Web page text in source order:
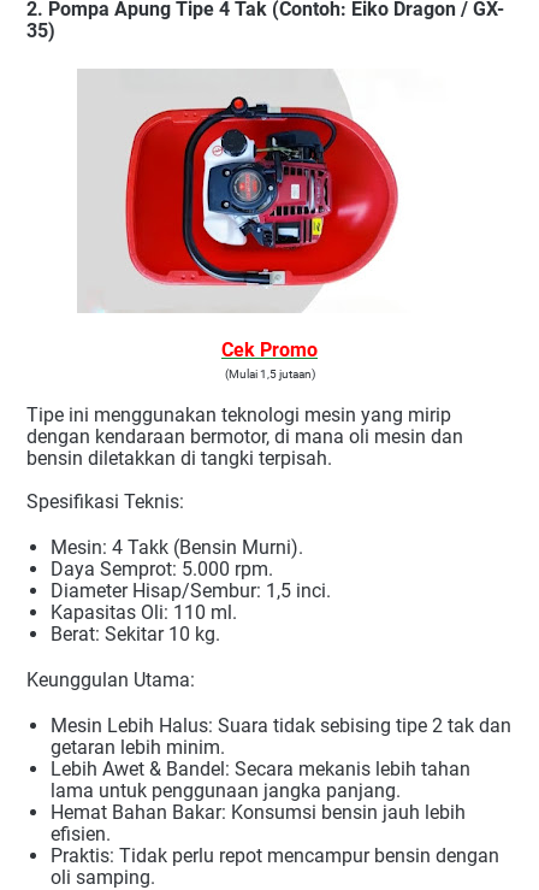
2. Pompa Apung Tipe 4 Tak (Contoh: Eiko Dragon / GX-
35)
Cek Promo
(Mulai 1,5 jutaan)
Tipe ini menggunakan teknologi mesin yang mirip
dengan kendaraan bermotor, di mana oli mesin dan
bensin diletakkan di tangki terpisah.
Spesifikasi Teknis:
Mesin: 4 Takk (Bensin Murni).
Daya Semprot: 5.000 rpm.
Diameter Hisap/Sembur: 1,5 inci.
Kapasitas Oli: 110 ml.
Berat: Sekitar 10 kg.
Keunggulan Utama:
Mesin Lebih Halus: Suara tidak sebising tipe 2 tak dan
getaran lebih minim.
Lebih Awet & Bandel: Secara mekanis lebih tahan
lama untuk penggunaan jangka panjang.
Hemat Bahan Bakar: Konsumsi bensin jauh lebih
efisien.
Praktis: Tidak perlu repot mencampur bensin dengan
oli samping.